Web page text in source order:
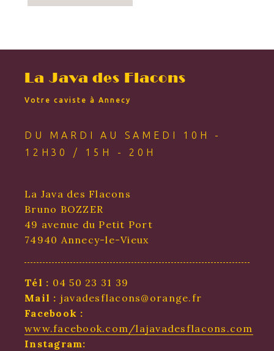
La Java des Flacons
Votre caviste à Annecy
DU MARDI AU SAMEDI 10H -
12H30 / 15H - 20H
La Java des Flacons
Bruno BOZZER
49 avenue du Petit Port
74940 Annecy-le-Vieux
Tél : 04 50 23 31 39
Mail : javadesflacons@orange.fr
Facebook :
www.facebook.com/lajavadesflacons.com
Instagram: